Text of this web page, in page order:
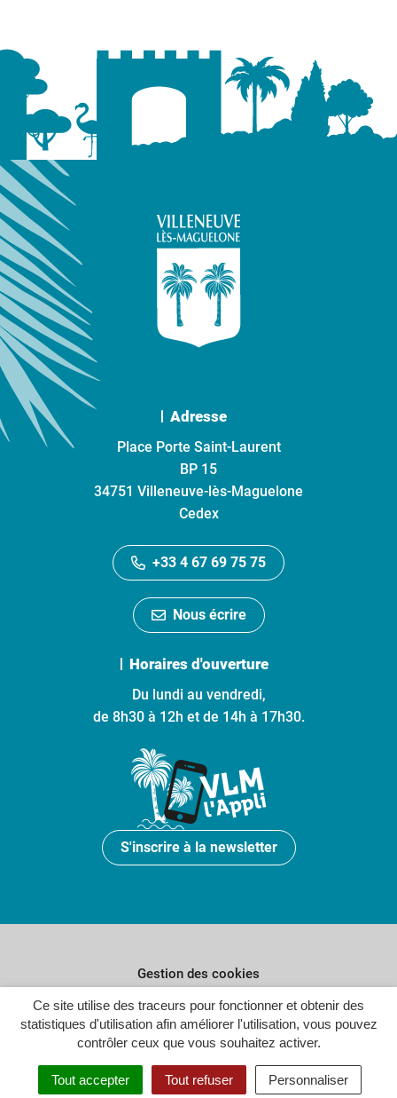
Ce site utilise des traceurs pour fonctionner et obtenir des
statistiques d'utilisation afin améliorer l'utilisation, vous pouvez
contrôler ceux que vous souhaitez activer.
Tout accepter Tout refuser Personnaliser
Adresse
Place Porte Saint-Laurent
BP 15
34751 Villeneuve-lès-Maguelone
Cedex
+33 4 67 69 75 75
Nous écrire
Horaires d'ouverture
Du lundi au vendredi,
de 8h30 à 12h et de 14h à 17h30.
S'inscrire à la newsletter
Gestion des cookies
Plan du site
Politique de confidentialité
Crédits